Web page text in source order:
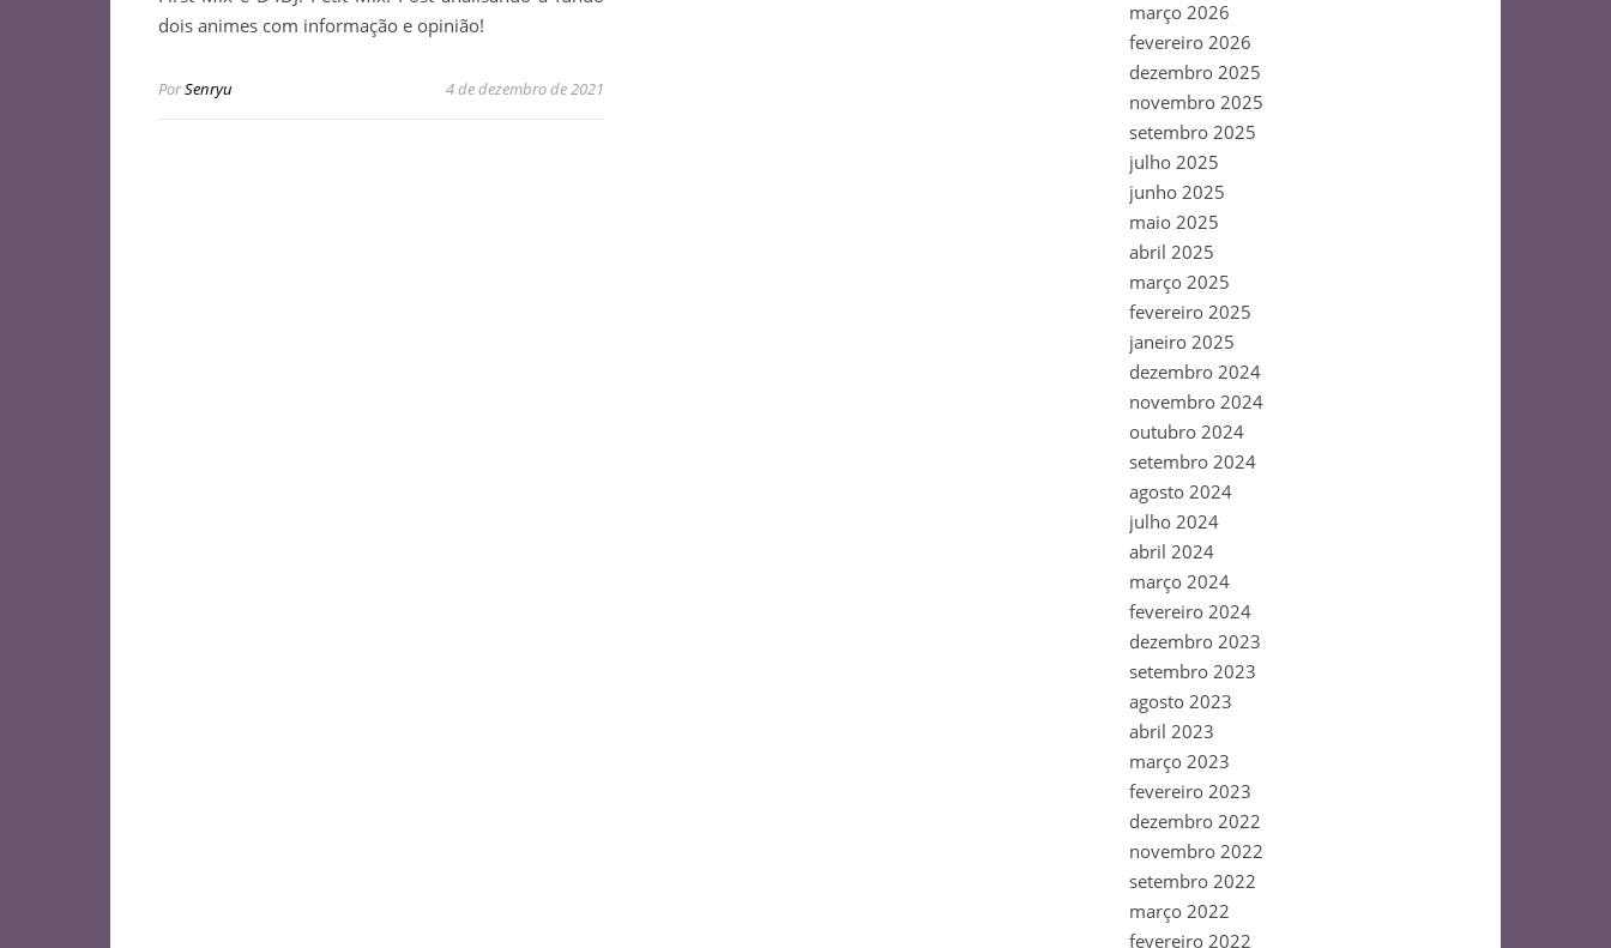
dois animes com informação e opinião!
PorSenryu 4 de dezembro de 2021
março 2026
fevereiro 2026
dezembro 2025
novembro 2025
setembro 2025
julho 2025
junho 2025
maio 2025
abril 2025
março 2025
fevereiro 2025
janeiro 2025
dezembro 2024
novembro 2024
outubro 2024
setembro 2024
agosto 2024
julho 2024
abril 2024
março 2024
fevereiro 2024
dezembro 2023
setembro 2023
agosto 2023
abril 2023
março 2023
fevereiro 2023
dezembro 2022
novembro 2022
setembro 2022
março 2022
fevereiro 2022